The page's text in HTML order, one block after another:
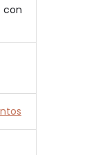
con